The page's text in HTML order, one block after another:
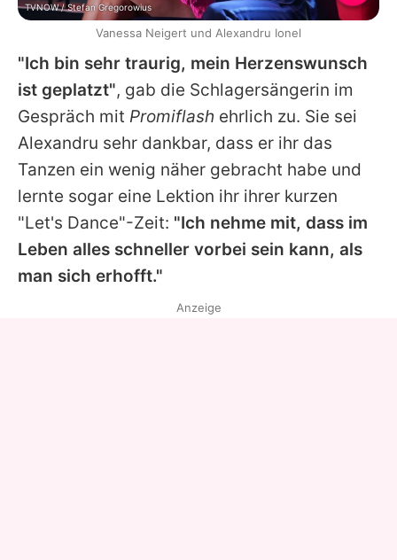
"Ich bin sehr traurig, mein Herzenswunsch
ist geplatzt", gab die Schlagersängerin im
Gespräch mit Promiflash ehrlich zu. Sie sei
Alexandru sehr dankbar, dass er ihr das
Tanzen ein wenig näher gebracht habe und
lernte sogar eine Lektion ihr ihrer kurzen
"Let's Dance"-Zeit: "Ich nehme mit, dass im
Leben alles schneller vorbei sein kann, als
man sich erhofft."
TVNOW / Stefan Gregorowius
Vanessa Neigert und Alexandru Ionel
Anzeige